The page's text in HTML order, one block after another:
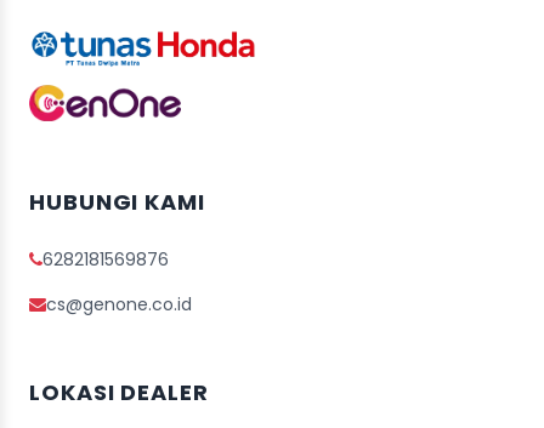
HUBUNGI KAMI
6282181569876
cs@genone.co.id
LOKASI DEALER